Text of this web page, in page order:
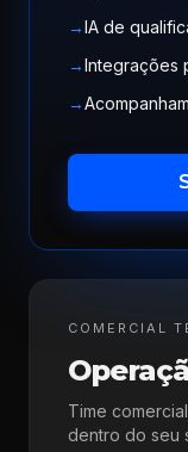
→IA de
→Integrações
→
COMERCIAL
Time
dentro do seu